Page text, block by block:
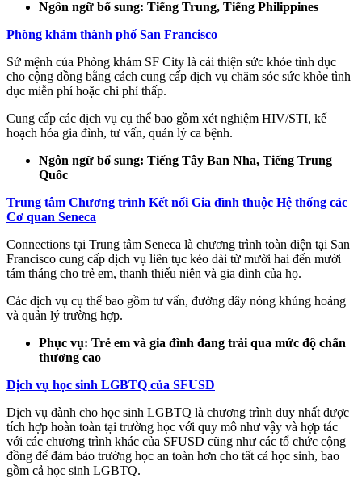
Ngôn ngữ bổ sung: Tiếng Trung, Tiếng Philippines
Phòng khám thành phố San Francisco
Sứ mệnh của Phòng khám SF City là cải thiện sức khỏe tình dục
cho cộng đồng bằng cách cung cấp dịch vụ chăm sóc sức khỏe tình
dục miễn phí hoặc chi phí thấp.
Cung cấp các dịch vụ cụ thể bao gồm xét nghiệm HIV/STI, kế
hoạch hóa gia đình, tư vấn, quản lý ca bệnh.
Ngôn ngữ bổ sung: Tiếng Tây Ban Nha, Tiếng Trung
Quốc
Trung tâm Chương trình Kết nối Gia đình thuộc Hệ thống các
Cơ quan Seneca
Connections tại Trung tâm Seneca là chương trình toàn diện tại San
Francisco cung cấp dịch vụ liên tục kéo dài từ mười hai đến mười
tám tháng cho trẻ em, thanh thiếu niên và gia đình của họ.
Các dịch vụ cụ thể bao gồm tư vấn, đường dây nóng khủng hoảng
và quản lý trường hợp.
Phục vụ: Trẻ em và gia đình đang trải qua mức độ chấn
thương cao
Dịch vụ học sinh LGBTQ của SFUSD
Dịch vụ dành cho học sinh LGBTQ là chương trình duy nhất được
tích hợp hoàn toàn tại trường học với quy mô như vậy và hợp tác
với các chương trình khác của SFUSD cũng như các tổ chức cộng
đồng để đảm bảo trường học an toàn hơn cho tất cả học sinh, bao
gồm cả học sinh LGBTQ.